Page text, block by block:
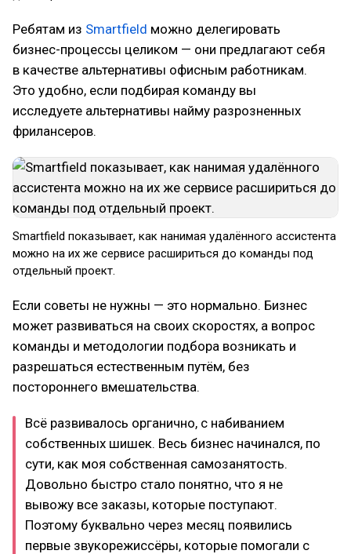
Ребятам из Smartfield можно делегировать
бизнес-процессы целиком — они предлагают себя
в качестве альтернативы офисным работникам.
Это удобно, если подбирая команду вы
исследуете альтернативы найму разрозненных
фрилансеров.
Smartfield показывает, как нанимая удалённого ассистента
можно на их же сервисе расшириться до команды под
отдельный проект.
Если советы не нужны — это нормально. Бизнес
может развиваться на своих скоростях, а вопрос
команды и методологии подбора возникать и
разрешаться естественным путём, без
постороннего вмешательства.
Всё развивалось органично, с набиванием
собственных шишек. Весь бизнес начинался, по
сути, как моя собственная самозанятость.
Довольно быстро стало понятно, что я не
вывожу все заказы, которые поступают.
Поэтому буквально через месяц появились
первые звукорежиссёры, которые помогали с